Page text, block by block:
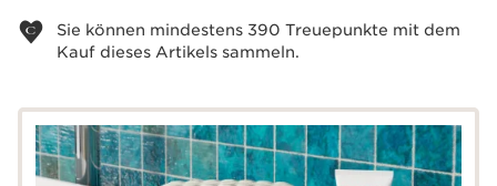
Sie können mindestens 390 Treuepunkte mit dem
Kauf dieses Artikels sammeln.